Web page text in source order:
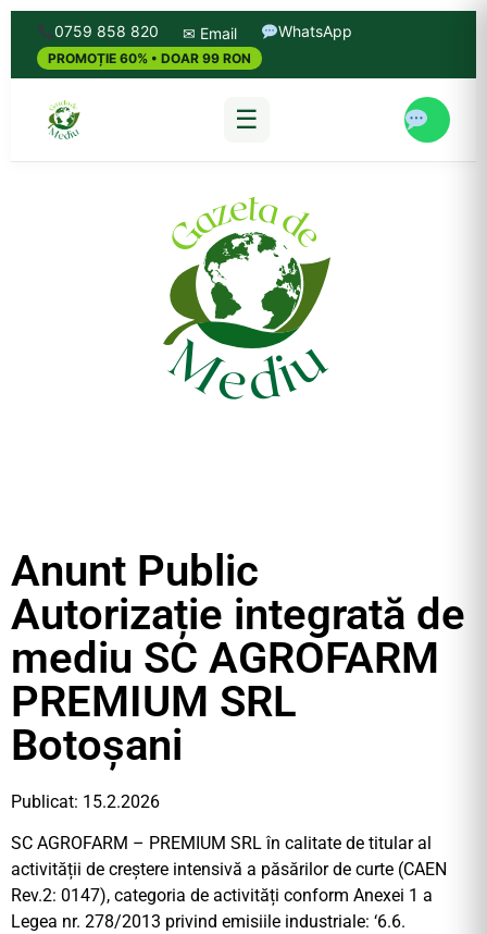
0759 858 820 ✉ Email WhatsApp
PROMOȚIE 60% • DOAR 99 RON
☰
Anunt Public
Autorizație integrată de
mediu SC AGROFARM
PREMIUM SRL
Botoșani
Publicat: 15.2.2026
SC AGROFARM – PREMIUM SRL în calitate de titular al
activității de creștere intensivă a păsărilor de curte (CAEN
Rev.2: 0147), categoria de activități conform Anexei 1 a
Legea nr. 278/2013 privind emisiile industriale: ‘6.6.